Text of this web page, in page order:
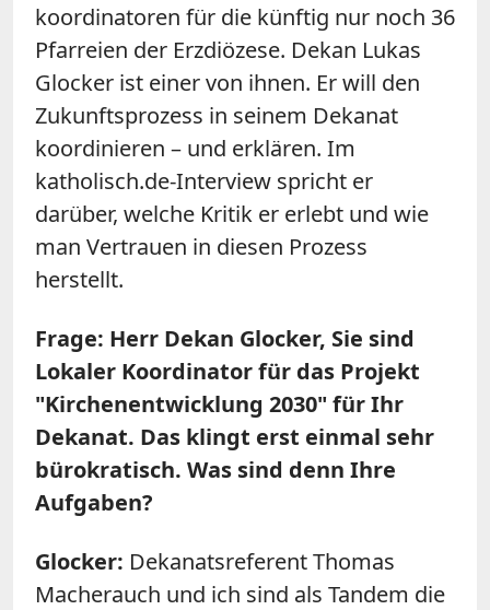
koordinatoren für die künftig nur noch 36
Pfarreien der Erzdiözese. Dekan Lukas
Glocker ist einer von ihnen. Er will den
Zukunftsprozess in seinem Dekanat
koordinieren – und erklären. Im
katholisch.de-Interview spricht er
darüber, welche Kritik er erlebt und wie
man Vertrauen in diesen Prozess
herstellt.
Frage: Herr Dekan Glocker, Sie sind
Lokaler Koordinator für das Projekt
"Kirchenentwicklung 2030" für Ihr
Dekanat. Das klingt erst einmal sehr
bürokratisch. Was sind denn Ihre
Aufgaben?
Glocker: Dekanatsreferent Thomas
Macherauch und ich sind als Tandem die